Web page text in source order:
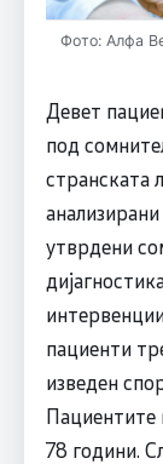
Фото: Алфа
Девет
под
странската
утврдени
пациенти
изведен
Пациентите
78 години.